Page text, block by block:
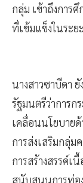
กลุ่ม เข้าถึงกา
ที่เข้มแข็งในระย
นางสาวซาบีดา
รัฐมนตรีว่าการ
เคลื่อนนโยบาย
การส่งเสริมกลุ่
การสร้างสรรค์
สนับสนุนการท่อ